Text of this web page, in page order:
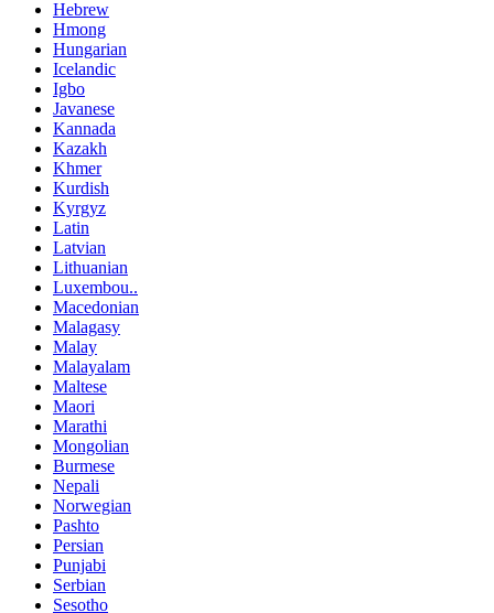
Hebrew
Hmong
Hungarian
Icelandic
Igbo
Javanese
Kannada
Kazakh
Khmer
Kurdish
Kyrgyz
Latin
Latvian
Lithuanian
Luxembou..
Macedonian
Malagasy
Malay
Malayalam
Maltese
Maori
Marathi
Mongolian
Burmese
Nepali
Norwegian
Pashto
Persian
Punjabi
Serbian
Sesotho